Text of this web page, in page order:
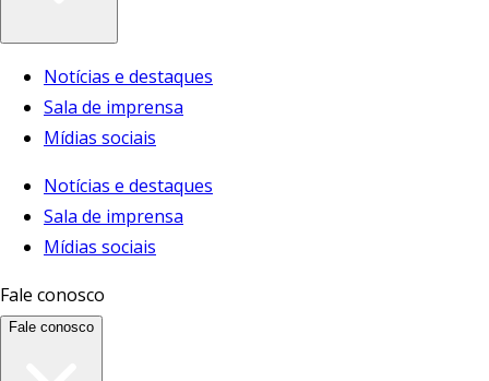
Notícias e destaques
Sala de imprensa
Mídias sociais
Notícias e destaques
Sala de imprensa
Mídias sociais
Fale conosco
Fale conosco